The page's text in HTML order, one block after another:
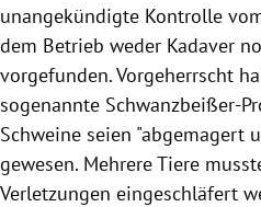
unangekündigte Kontrolle
dem Betrieb weder Kadaver
vorgefunden. Vorgeherrscht
sogenannte Schwanzbeißer-
Schweine seien "abgemagert
gewesen. Mehrere Tiere
Verletzungen eingeschläfert